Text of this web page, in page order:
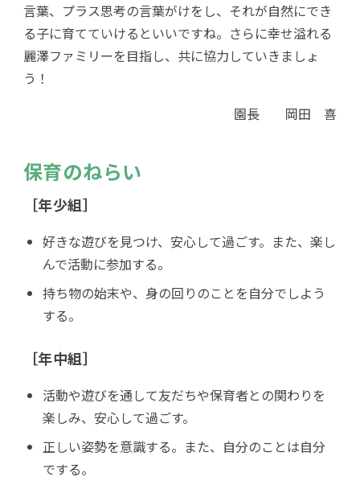
言葉、プラス思考の言葉がけをし、それが自然にでき
る子に育てていけるといいですね。さらに幸せ溢れる
麗澤ファミリーを目指し、共に協力していきましょ
う！
園長 岡田 喜
保育のねらい
［年少組］
好きな遊びを見つけ、安心して過ごす。また、楽し
んで活動に参加する。
持ち物の始末や、身の回りのことを自分でしよう
する。
［年中組］
活動や遊びを通して友だちや保育者との関わりを
楽しみ、安心して過ごす。
正しい姿勢を意識する。また、自分のことは自分
でする。